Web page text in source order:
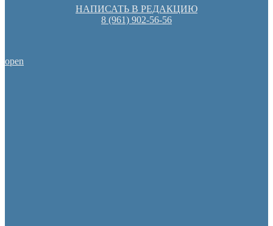
НАПИСАТЬ В РЕДАКЦИЮ
8 (961) 902-56-56
open